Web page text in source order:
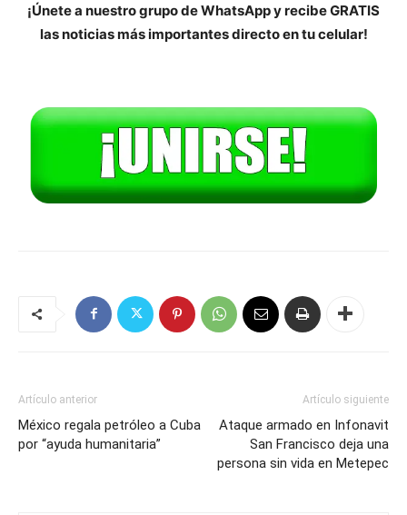
¡Únete a nuestro grupo de WhatsApp y recibe GRATIS
las noticias más importantes directo en tu celular!
Artículo anterior
México regala petróleo a Cuba
por “ayuda humanitaria”
Artículo siguiente
Ataque armado en Infonavit
San Francisco deja una
persona sin vida en Metepec